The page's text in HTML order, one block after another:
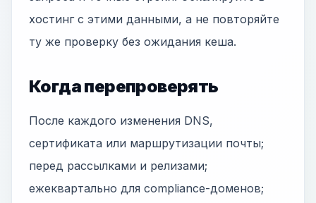
хостинг с этими данными, а не повторяйте
ту же проверку без ожидания кеша.
Когда перепроверять
После каждого изменения DNS,
сертификата или маршрутизации почты;
перед рассылками и релизами;
ежеквартально для compliance-доменов;